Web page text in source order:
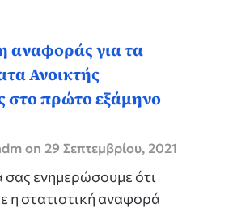
αναφοράς για τα
Ανοικτής
πρώτο εξάμηνο
on 29 Σεπτεμβρίου, 2021
ενημερώσουμε ότι
η στατιστική αναφορά